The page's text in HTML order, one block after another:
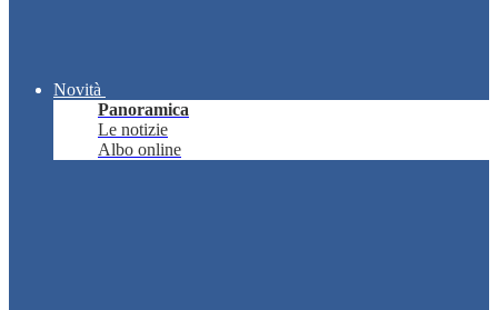
Novità
Panoramica
Le notizie
Albo online